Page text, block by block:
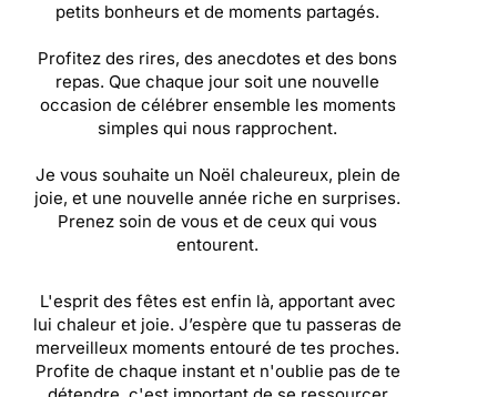
petits bonheurs et de moments partagés.
Profitez des rires, des anecdotes et des bons
repas. Que chaque jour soit une nouvelle
occasion de célébrer ensemble les moments
simples qui nous rapprochent.
Je vous souhaite un Noël chaleureux, plein de
joie, et une nouvelle année riche en surprises.
Prenez soin de vous et de ceux qui vous
entourent.
L'esprit des fêtes est enfin là, apportant avec
lui chaleur et joie. J’espère que tu passeras de
merveilleux moments entouré de tes proches.
Profite de chaque instant et n'oublie pas de te